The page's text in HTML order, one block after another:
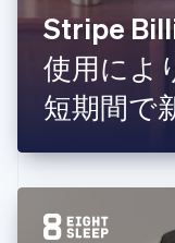
Stripe
使用によ
短期間で
キプロス
English
ギリシア
English
クロアチア
ジブラルタル
English